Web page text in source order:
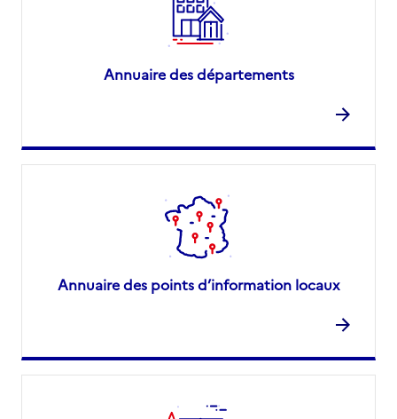
Annuaire des départements
Annuaire des points d’information locaux